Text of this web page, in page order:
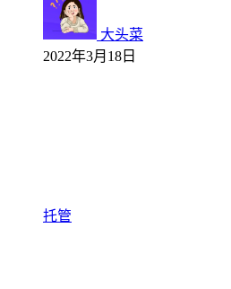
大头菜
2022年3月18日
托管